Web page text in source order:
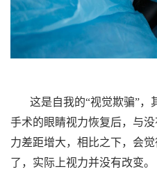
这是自我的“视觉欺骗”，
手术的眼睛视力恢复后，与
力差距增大，相比之下，会
了，实际上视力并没有改变。